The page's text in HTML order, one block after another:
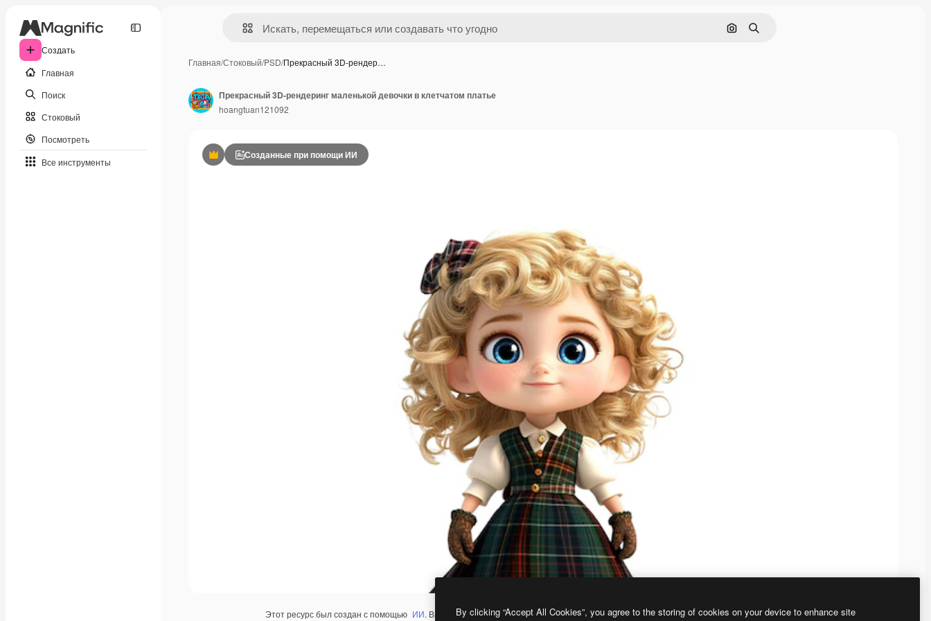
Создать
Главная
Поиск
Стоковый
Посмотреть
Все инструменты
Поиск по изображению
Поиск
Главная/Стоковый/PSD/Прекрасный 3D-рендер…
ПремиумСозданные при помощи ИИ
Этот ресурс был создан с помощью ИИ. Вы можете создать свой собственный с помощью нашего генератора изображений на основе ИИ.
Прекрасный 3D-рендеринг маленькой девочки в клетчатом платье
hoangtuan121092
By clicking “Accept All Cookies”, you agree to the storing of cookies on your device to enhance site